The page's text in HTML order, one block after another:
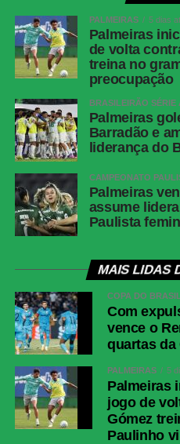
tempo —
Árbitro
Bruno Arleu de
Assistentes
Rodrigo
Claudio
VAR
Rodolpho
Botafogo
Warleson;
Alex Telles
Montoro
Kauan Toledo
Emanuel) e
Carvalho
Fluminense
(Hércules);
(Luciano
(Hulk).Técnico:
COMENTE ABAIXO:
WhatsApp
Facebook
PALMEIRAS 5 dias
Palmeiras
de volta
treina no
preocupação
BRASILEIRÃO SÉRIE
Palmeiras
Barradão e
liderança do
CAMPEONATO
Palmeiras
assume
Paulista
MAIS LIDAS
COPA DO BRASIL
Com
vence o
quartas da
PALMEIRAS 5
Palmeiras
jogo de
Gómez
Paulinho